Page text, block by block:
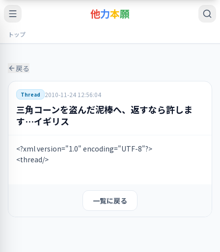
他力本願
トップ
戻る
Thread 2010-11-24 12:56:04
三角コーンを盗んだ泥棒へ、返すなら許しま
す…イギリス
<?xml version="1.0" encoding="UTF-8"?>
<thread/>
一覧に戻る